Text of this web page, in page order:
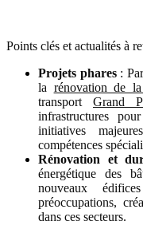
Points clés et actualités à
Projets phares:
la rénovation de
transport Grand
infrastructures
initiatives
compétences
Rénovation et
énergétique des
nouveaux
préoccupations,
dans ces secteurs.